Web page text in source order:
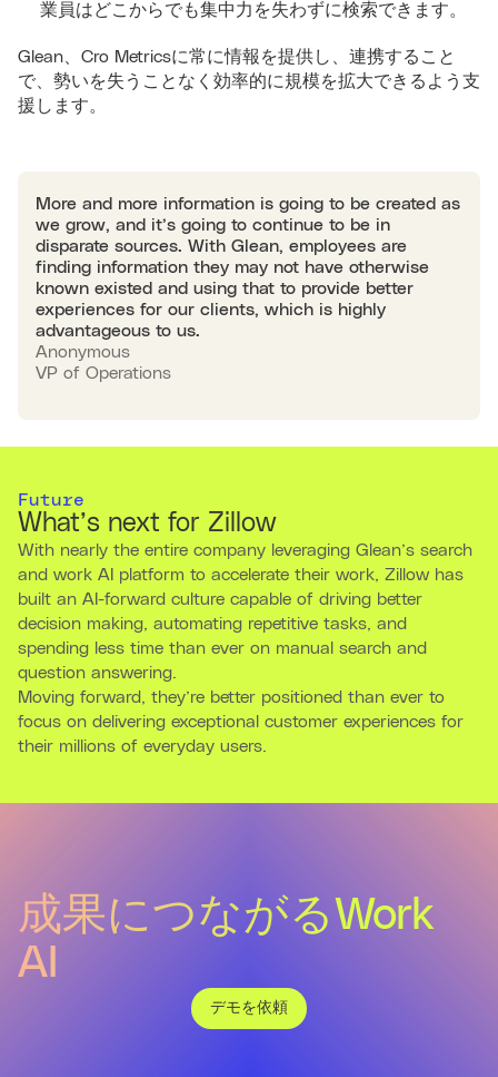
業員はどこからでも集中力を失わずに検索できます。
Glean、Cro Metricsに常に情報を提供し、連携すること
で、勢いを失うことなく効率的に規模を拡大できるよう支
援します。
More and more information is going to be created as
we grow, and it’s going to continue to be in
disparate sources. With Glean, employees are
finding information they may not have otherwise
known existed and using that to provide better
experiences for our clients, which is highly
advantageous to us.
Anonymous
VP of Operations
Future
What’s next for Zillow
With nearly the entire company leveraging Glean’s search
and work AI platform to accelerate their work, Zillow has
built an AI-forward culture capable of driving better
decision making, automating repetitive tasks, and
spending less time than ever on manual search and
question answering.
Moving forward, they’re better positioned than ever to
focus on delivering exceptional customer experiences for
their millions of everyday users.
成果につながるWork
AI
デモを依頼